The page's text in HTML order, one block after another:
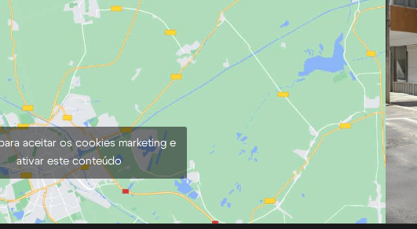
aceitar os cookies marketing e
ativar este conteúdo